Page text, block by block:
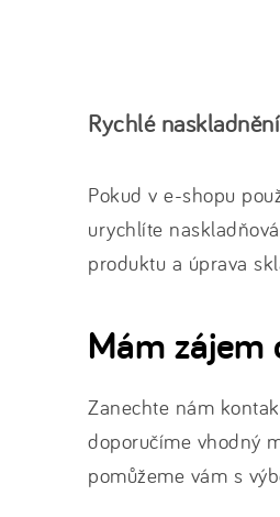
Rychlé
Pokud v e-shopu
urychlíte
produktu a úprava
Mám zájem
Zanechte nám
doporučíme vhodný
pomůžeme vám s